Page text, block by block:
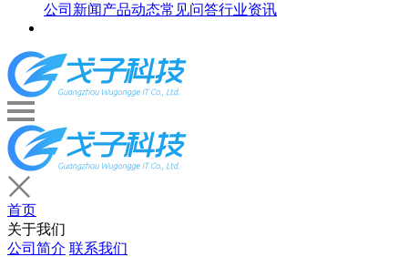
公司新闻产品动态常见问答行业资讯
首页
关于我们
公司简介 联系我们